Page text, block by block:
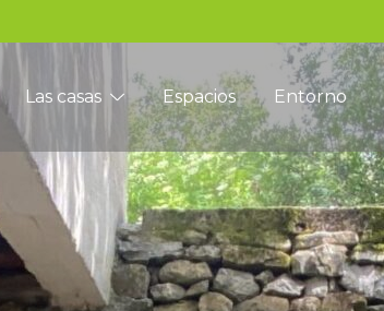
Las casas Espacios Entorno